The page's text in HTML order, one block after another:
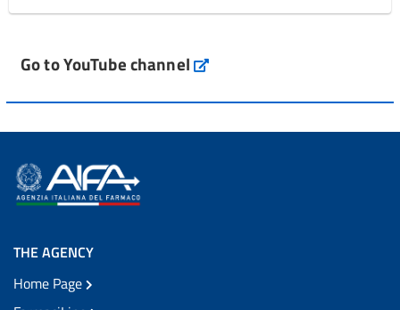
Go to YouTube channel
THE AGENCY
Home Page